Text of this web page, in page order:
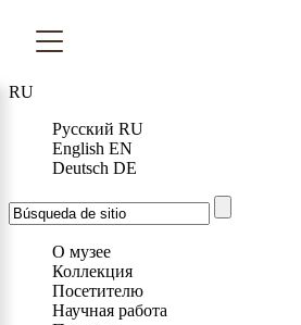
RU
Русский RU
English EN
Deutsch DE
О музее
Коллекция
Посетителю
Научная работа